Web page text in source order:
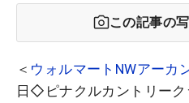
この記事の
＜ ウォルマートNWアーカ
日◇ピナクルカントリー